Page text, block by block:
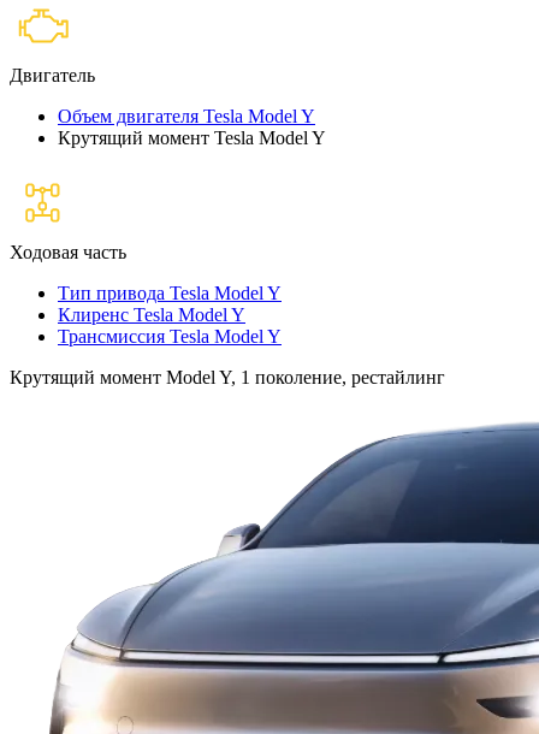
Двигатель
Объем двигателя Tesla Model Y
Крутящий момент Tesla Model Y
Ходовая часть
Тип привода Tesla Model Y
Клиренс Tesla Model Y
Трансмиссия Tesla Model Y
Крутящий момент Model Y, 1 поколение, рестайлинг